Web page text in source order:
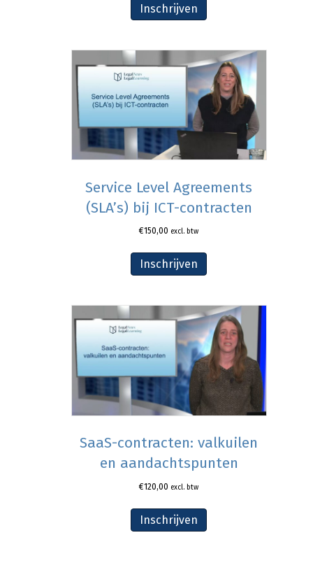
Inschrijven
Service Level Agreements
(SLA’s) bij ICT-contracten
€150,00 excl. btw
Inschrijven
SaaS-contracten: valkuilen
en aandachtspunten
€120,00 excl. btw
Inschrijven